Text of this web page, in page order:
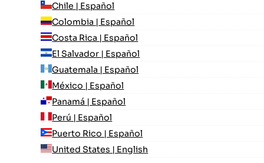
Chile | Español
Colombia | Español
Costa Rica | Español
El Salvador | Español
Guatemala | Español
México | Español
Panamá | Español
Perú | Español
Puerto Rico | Español
United States | English